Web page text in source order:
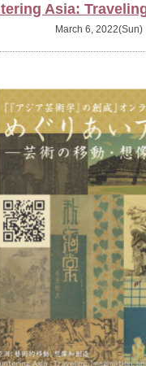
Asia:
March 6, 2022(Sun)